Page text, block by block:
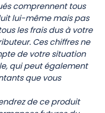
comprennent tous
lui-même mais pas
les frais dus à votre
Ces chiffres ne
de votre situation
qui peut également
que vous
de ce produit